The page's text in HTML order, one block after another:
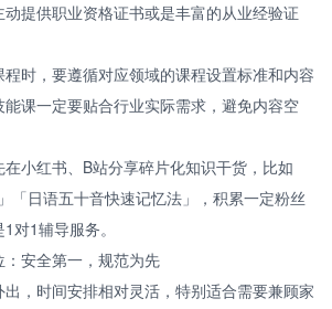
提供职业资格证书或是丰富的从业经验证
程时，要遵循对应领域的课程设置标准和内容
课一定要贴合行业实际需求，避免内容空
在小红书、B站分享碎片化知识干货，比如
「日语五十音快速记忆法」，积累一定粉丝
对1辅导服务。
安全第一，规范为先
，时间安排相对灵活，特别适合需要兼顾家